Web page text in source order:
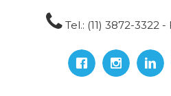
Tel.: (11) 3872-3322 -